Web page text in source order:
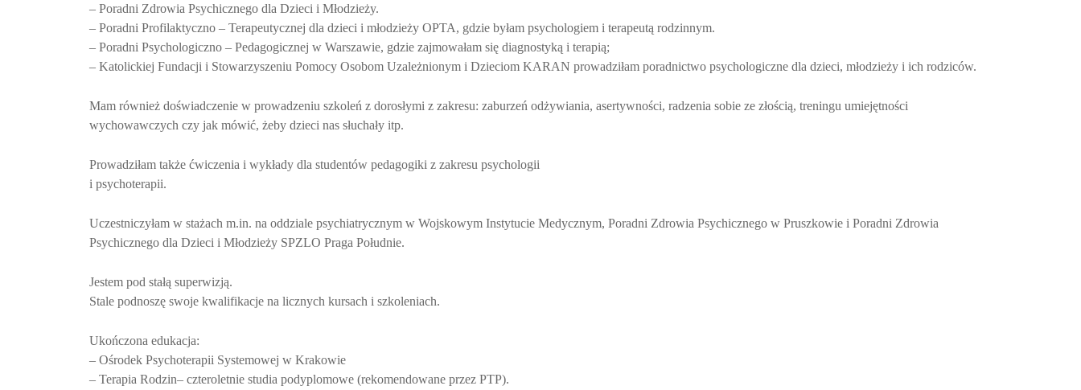
– Poradni Zdrowia Psychicznego dla Dzieci i Młodzieży.
– Poradni Profilaktyczno – Terapeutycznej dla dzieci i młodzieży OPTA, gdzie byłam psychologiem i terapeutą rodzinnym.
– Poradni Psychologiczno – Pedagogicznej w Warszawie, gdzie zajmowałam się diagnostyką i terapią;
– Katolickiej Fundacji i Stowarzyszeniu Pomocy Osobom Uzależnionym i Dzieciom KARAN prowadziłam poradnictwo psychologiczne dla dzieci, młodzieży i ich rodziców.
Mam również doświadczenie w prowadzeniu szkoleń z dorosłymi z zakresu: zaburzeń odżywiania, asertywności, radzenia sobie ze złością, treningu umiejętności
wychowawczych czy jak mówić, żeby dzieci nas słuchały itp.
Prowadziłam także ćwiczenia i wykłady dla studentów pedagogiki z zakresu psychologii
i psychoterapii.
Uczestniczyłam w stażach m.in. na oddziale psychiatrycznym w Wojskowym Instytucie Medycznym, Poradni Zdrowia Psychicznego w Pruszkowie i Poradni Zdrowia
Psychicznego dla Dzieci i Młodzieży SPZLO Praga Południe.
Jestem pod stałą superwizją.
Stale podnoszę swoje kwalifikacje na licznych kursach i szkoleniach.
Ukończona edukacja:
– Ośrodek Psychoterapii Systemowej w Krakowie
– Terapia Rodzin– czteroletnie studia podyplomowe (rekomendowane przez PTP).